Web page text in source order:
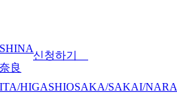
良
HIGASHIOSAKA/SAKAI/NARA
신청하기